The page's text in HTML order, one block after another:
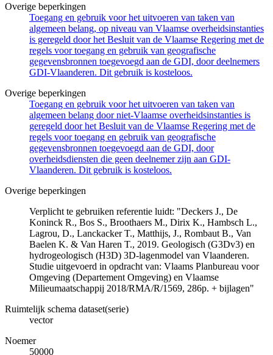
Overige beperkingen
Toegang en gebruik voor het uitvoeren van taken van
algemeen belang, op niveau van Vlaamse overheidsinstanties
is geregeld door het Besluit van de Vlaamse Regering met de
regels voor toegang en gebruik van geografische
gegevensbronnen toegevoegd aan de GDI, door deelnemers
GDI-Vlaanderen. Dit gebruik is kosteloos.
Overige beperkingen
Toegang en gebruik voor het uitvoeren van taken van
algemeen belang door niet-Vlaamse overheidsinstanties is
geregeld door het Besluit van de Vlaamse Regering met de
regels voor toegang en gebruik van geografische
gegevensbronnen toegevoegd aan de GDI, door
overheidsdiensten die geen deelnemer zijn aan GDI-
Vlaanderen. Dit gebruik is kosteloos.
Overige beperkingen
Verplicht te gebruiken referentie luidt: "Deckers J., De
Koninck R., Bos S., Broothaers M., Dirix K., Hambsch L.,
Lagrou, D., Lanckacker T., Matthijs, J., Rombaut B., Van
Baelen K. & Van Haren T., 2019. Geologisch (G3Dv3) en
hydrogeologisch (H3D) 3D-lagenmodel van Vlaanderen.
Studie uitgevoerd in opdracht van: Vlaams Planbureau voor
Omgeving (Departement Omgeving) en Vlaamse
Milieumaatschappij 2018/RMA/R/1569, 286p. + bijlagen"
Ruimtelijk schema dataset(serie)
vector
Noemer
50000